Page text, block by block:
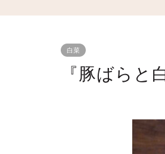
白菜
『豚ばらと